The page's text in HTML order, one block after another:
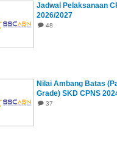
Jadwal Pelaksanaan
2026/2027
48
Nilai Ambang Batas
Grade) SKD CPNS
37